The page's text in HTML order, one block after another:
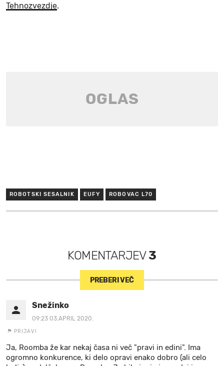
Tehnozvezdje.
ROBOTSKI SESALNIK EUFY ROBOVAC L70
KOMENTARJEV3
PREBERI VEČ
Snežinko
09:23 03.APRIL 2020.
PRIJAVI
Ja, Roomba že kar nekaj časa ni več "pravi in edini". Ima
ogromno konkurence, ki delo opravi enako dobro (ali celo